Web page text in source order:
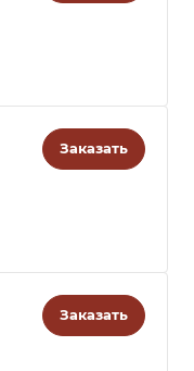
Заказать
Заказать